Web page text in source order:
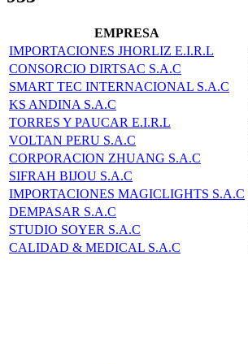
EMPRESA
IMPORTACIONES JHORLIZ E.I.R.L
CONSORCIO DIRTSAC S.A.C
SMART TEC INTERNACIONAL S.A.C
KS ANDINA S.A.C
TORRES Y PAUCAR E.I.R.L
VOLTAN PERU S.A.C
CORPORACION ZHUANG S.A.C
SIFRAH BIJOU S.A.C
IMPORTACIONES MAGICLIGHTS S.A.C
DEMPASAR S.A.C
STUDIO SOYER S.A.C
CALIDAD & MEDICAL S.A.C